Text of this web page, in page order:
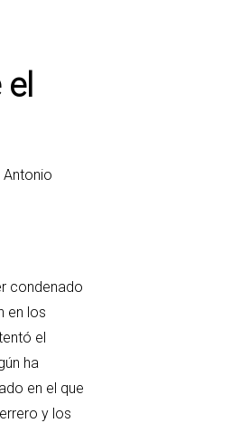
condenado
en los
el
ha
en el que
y los